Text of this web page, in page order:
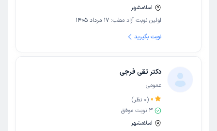
اسلامشهر
اولین نوبت آزاد مطب: 17 مرداد 1405
نوبت بگیرید
دکتر تقی فرجی
عمومی
0
(
0 نظر)
3 نوبت موفق
اسلامشهر